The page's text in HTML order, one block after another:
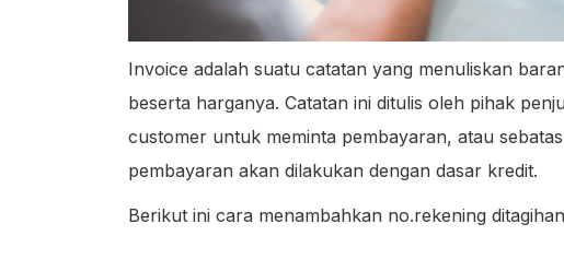
Invoice adalah suatu catatan yang menuliskan
beserta harganya. Catatan ini ditulis oleh pihak
customer untuk meminta pembayaran, atau
pembayaran akan dilakukan dengan dasar kredit.
Berikut ini cara menambahkan no.rekening